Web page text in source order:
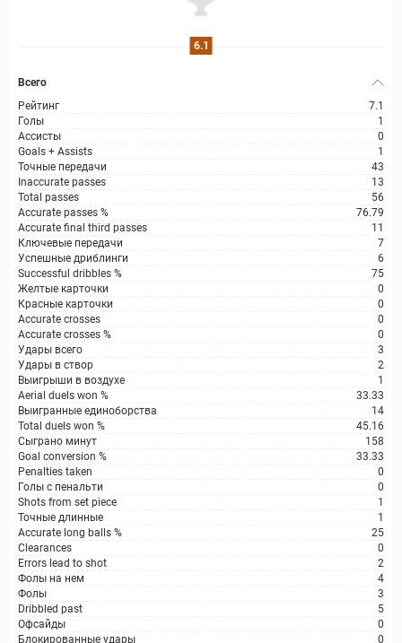
6.1
Всего
Рейтинг
7.1
Голы
1
Ассисты
0
Goals + Assists
1
Точные передачи
43
Inaccurate passes
13
Total passes
56
Accurate passes %
76.79
Accurate final third passes
11
Ключевые передачи
7
Успешные дриблинги
6
Successful dribbles %
75
Желтые карточки
0
Красные карточки
0
Accurate crosses
0
Accurate crosses %
0
Удары всего
3
Удары в створ
2
Выигрыши в воздухе
1
Aerial duels won %
33.33
Выигранные единоборства
14
Total duels won %
45.16
Сыграно минут
158
Goal conversion %
33.33
Penalties taken
0
Голы с пенальти
0
Shots from set piece
1
Точные длинные
1
Accurate long balls %
25
Clearances
0
Errors lead to shot
2
Фолы на нем
4
Фолы
3
Dribbled past
5
Офсайды
0
Блокированные удары
0